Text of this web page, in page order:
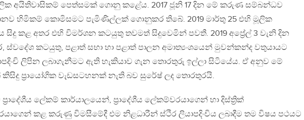
අයිතිවාසිකම් පෙත්සමක් ගොනු කළේය. 2017 ජූනි 17 දින මේ කරුණ සම්බන්ධව
හිමිකම් කොමිසමට පැමිණිල්ලක් ගොනුකර තිබේ. 2019 මාර්තු 25 එහි මූලික
සිදු කළ අතර එහි විමර්ශන කටයුතු තවමත් සිදුවෙමින් පවතී. 2019 අප්‍රේල් 3 වැනි දින
ස්වදේශ කටයුතු, පළාත් සභා හා පළාත් පාලන අමාත්‍යංශයෙන් මුවන්කන්ද වතුයායට
ලිපින ලබාගැනීමට ඇති හැකියාව ගැන තොරතුරු ඉල්ලා සිටියේය. ඒ අනුව මේ
ප්‍රායෝගික වැඩසටහනක් නැති බව සුරේෂ් ලද තොරතුරයි.
ලේකම් කාර්යාලයෙන්, ප්‍රාදේශීය ලේකම්වරයාගෙන් හා දිස්ත්‍රික්
කළ කරුණු විමසීමේදී එම නිළධාරීන් ස්ථිර ලියාපදිංචිය ලබාදීම තම විෂය පථයට